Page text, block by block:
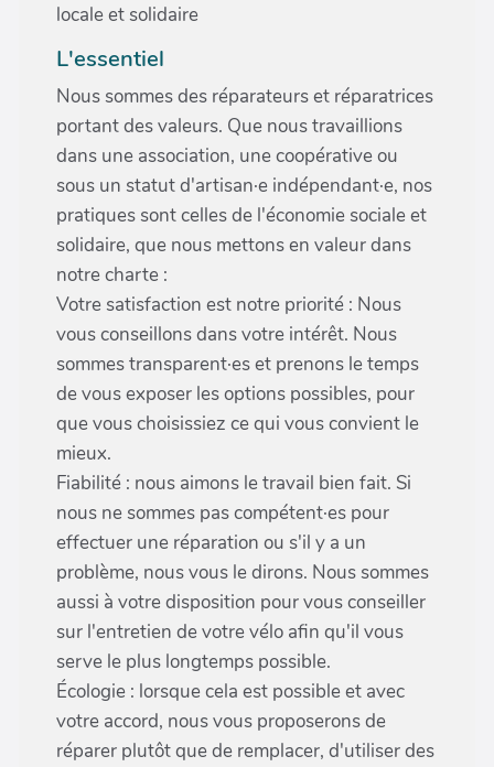
locale et solidaire
L'essentiel
Nous sommes des réparateurs et réparatrices
portant des valeurs. Que nous travaillions
dans une association, une coopérative ou
sous un statut d'artisan·e indépendant·e, nos
pratiques sont celles de l'économie sociale et
solidaire, que nous mettons en valeur dans
notre charte :
Votre satisfaction est notre priorité : Nous
vous conseillons dans votre intérêt. Nous
sommes transparent·es et prenons le temps
de vous exposer les options possibles, pour
que vous choisissiez ce qui vous convient le
mieux.
Fiabilité : nous aimons le travail bien fait. Si
nous ne sommes pas compétent·es pour
effectuer une réparation ou s'il y a un
problème, nous vous le dirons. Nous sommes
aussi à votre disposition pour vous conseiller
sur l'entretien de votre vélo afin qu'il vous
serve le plus longtemps possible.
Écologie : lorsque cela est possible et avec
votre accord, nous vous proposerons de
réparer plutôt que de remplacer, d'utiliser des